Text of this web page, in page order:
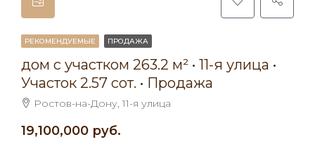
РЕКОМЕНДУЕМЫЕ ПРОДАЖА
дом с участком 263.2 м² • 11-я улица •
Участок 2.57 сот. • Продажа
Ростов-на-Дону, 11-я улица
19,100,000 руб.